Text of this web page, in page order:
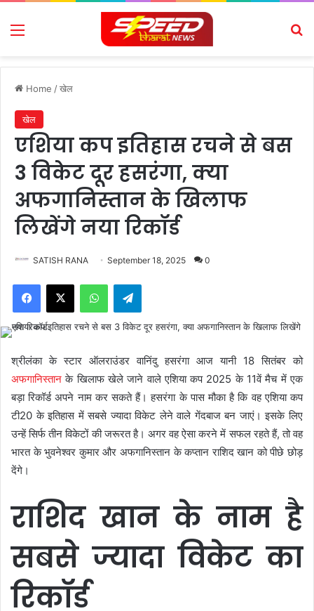
Menu
Home /खेल
खेल
एशिया कप इतिहास रचने से बस
3 विकेट दूर हसरंगा, क्या
अफगानिस्तान के खिलाफ
लिखेंगे नया रिकॉर्ड
SATISH RANA September 18, 2025 0
Facebook
X WhatsAppTelegram
श्रीलंका के स्टार ऑलराउंडर वानिंदु हसरंगा आज यानी 18 सितंबर को
अफगानिस्तान के खिलाफ खेले जाने वाले एशिया कप 2025 के 11वें मैच में एक
बड़ा रिकॉर्ड अपने नाम कर सकते हैं। हसरंगा के पास मौका है कि वह एशिया कप
टी20 के इतिहास में सबसे ज्यादा विकेट लेने वाले गेंदबाज बन जाएं। इसके लिए
उन्हें सिर्फ तीन विकेटों की जरूरत है। अगर वह ऐसा करने में सफल रहते हैं, तो वह
भारत के भुवनेश्वर कुमार और अफगानिस्तान के कप्तान राशिद खान को पीछे छोड़
देंगे।
राशिद खान के नाम है
सबसे ज्यादा विकेट का
रिकॉर्ड